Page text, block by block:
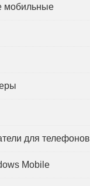
мобильные
для телефонов
Mobile